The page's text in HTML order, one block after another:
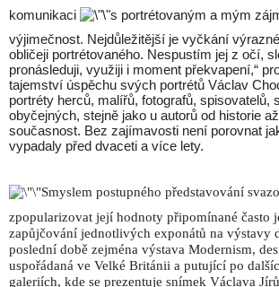
komunikaci
s portrétovaným a mým
výjimečnost. Nejdůležitější je vyčkání
obličeji portrétovaného. Nespustím jej z očí,
pronásleduji, využiji i moment překvapení,“
tajemství úspěchu svých portrétů Václav
portréty herců, malířů, fotografů, spisovatelů,
obyčejných, stejně jako u autorů od historie
současnost. Bez zajímavosti není porovnat
vypadaly před dvaceti a více lety.
Smyslem postupného představování
zpopularizovat její hodnoty připomínané často
zapůjčování jednotlivých exponátů na výstavy
poslední době zejména výstava Modernism,
uspořádaná ve Velké Británii a putující po
galeriích, kde se prezentuje snímek Václava